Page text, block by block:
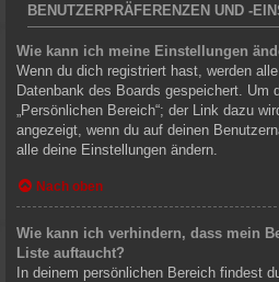
BENUTZERPRÄFERENZEN UND -
Wie kann ich meine Einstellungen
Wenn du dich registriert hast, werden
Datenbank des Boards gespeichert. Um
„Persönlichen Bereich“; der Link dazu
angezeigt, wenn du auf deinen
alle deine Einstellungen ändern.
Nach oben
Wie kann ich verhindern, dass mein
Liste auftaucht?
In deinem persönlichen Bereich findest